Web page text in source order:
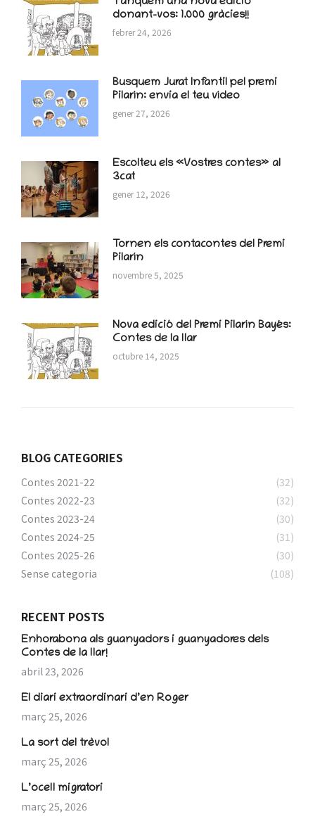
donant-vos: 1.000 gràcies!!
febrer 24, 2026
Busquem Jurat Infantil pel premi
Pilarín: envia el teu vídeo
gener 27, 2026
Escolteu els «Vostres contes» al
3cat
gener 12, 2026
Tornen els contacontes del Premi
Pilarín
novembre 5, 2025
Nova edició del Premi Pilarín Bayés:
Contes de la llar
octubre 14, 2025
BLOG CATEGORIES
Contes 2021-22
(32)
Contes 2022-23
(32)
Contes 2023-24
(30)
Contes 2024-25
(31)
Contes 2025-26
(30)
Sense categoria
(108)
RECENT POSTS
Enhorabona als guanyadors i guanyadores dels
Contes de la llar!
abril 23, 2026
El diari extraordinari d’en Roger
març 25, 2026
La sort del trèvol
març 25, 2026
L’ocell migratori
març 25, 2026